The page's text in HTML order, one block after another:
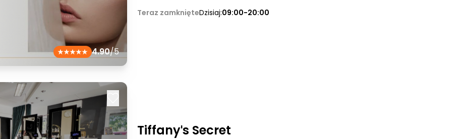
4.90/5
Teraz zamknięteDzisiaj:09:00-20:00
Tiffanyˈs Secret